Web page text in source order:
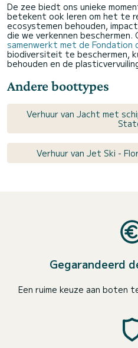
De zee biedt ons unieke
betekent ook leren om het te
ecosystemen behouden,
die we verkennen beschermen.
samenwerkt met de Fondation
biodiversiteit te beschermen,
behouden en de
Andere boottypes
Verhuur van Jacht met
Verhuur van Jet Ski -
Gegarandeerd
Een ruime keuze aan boten